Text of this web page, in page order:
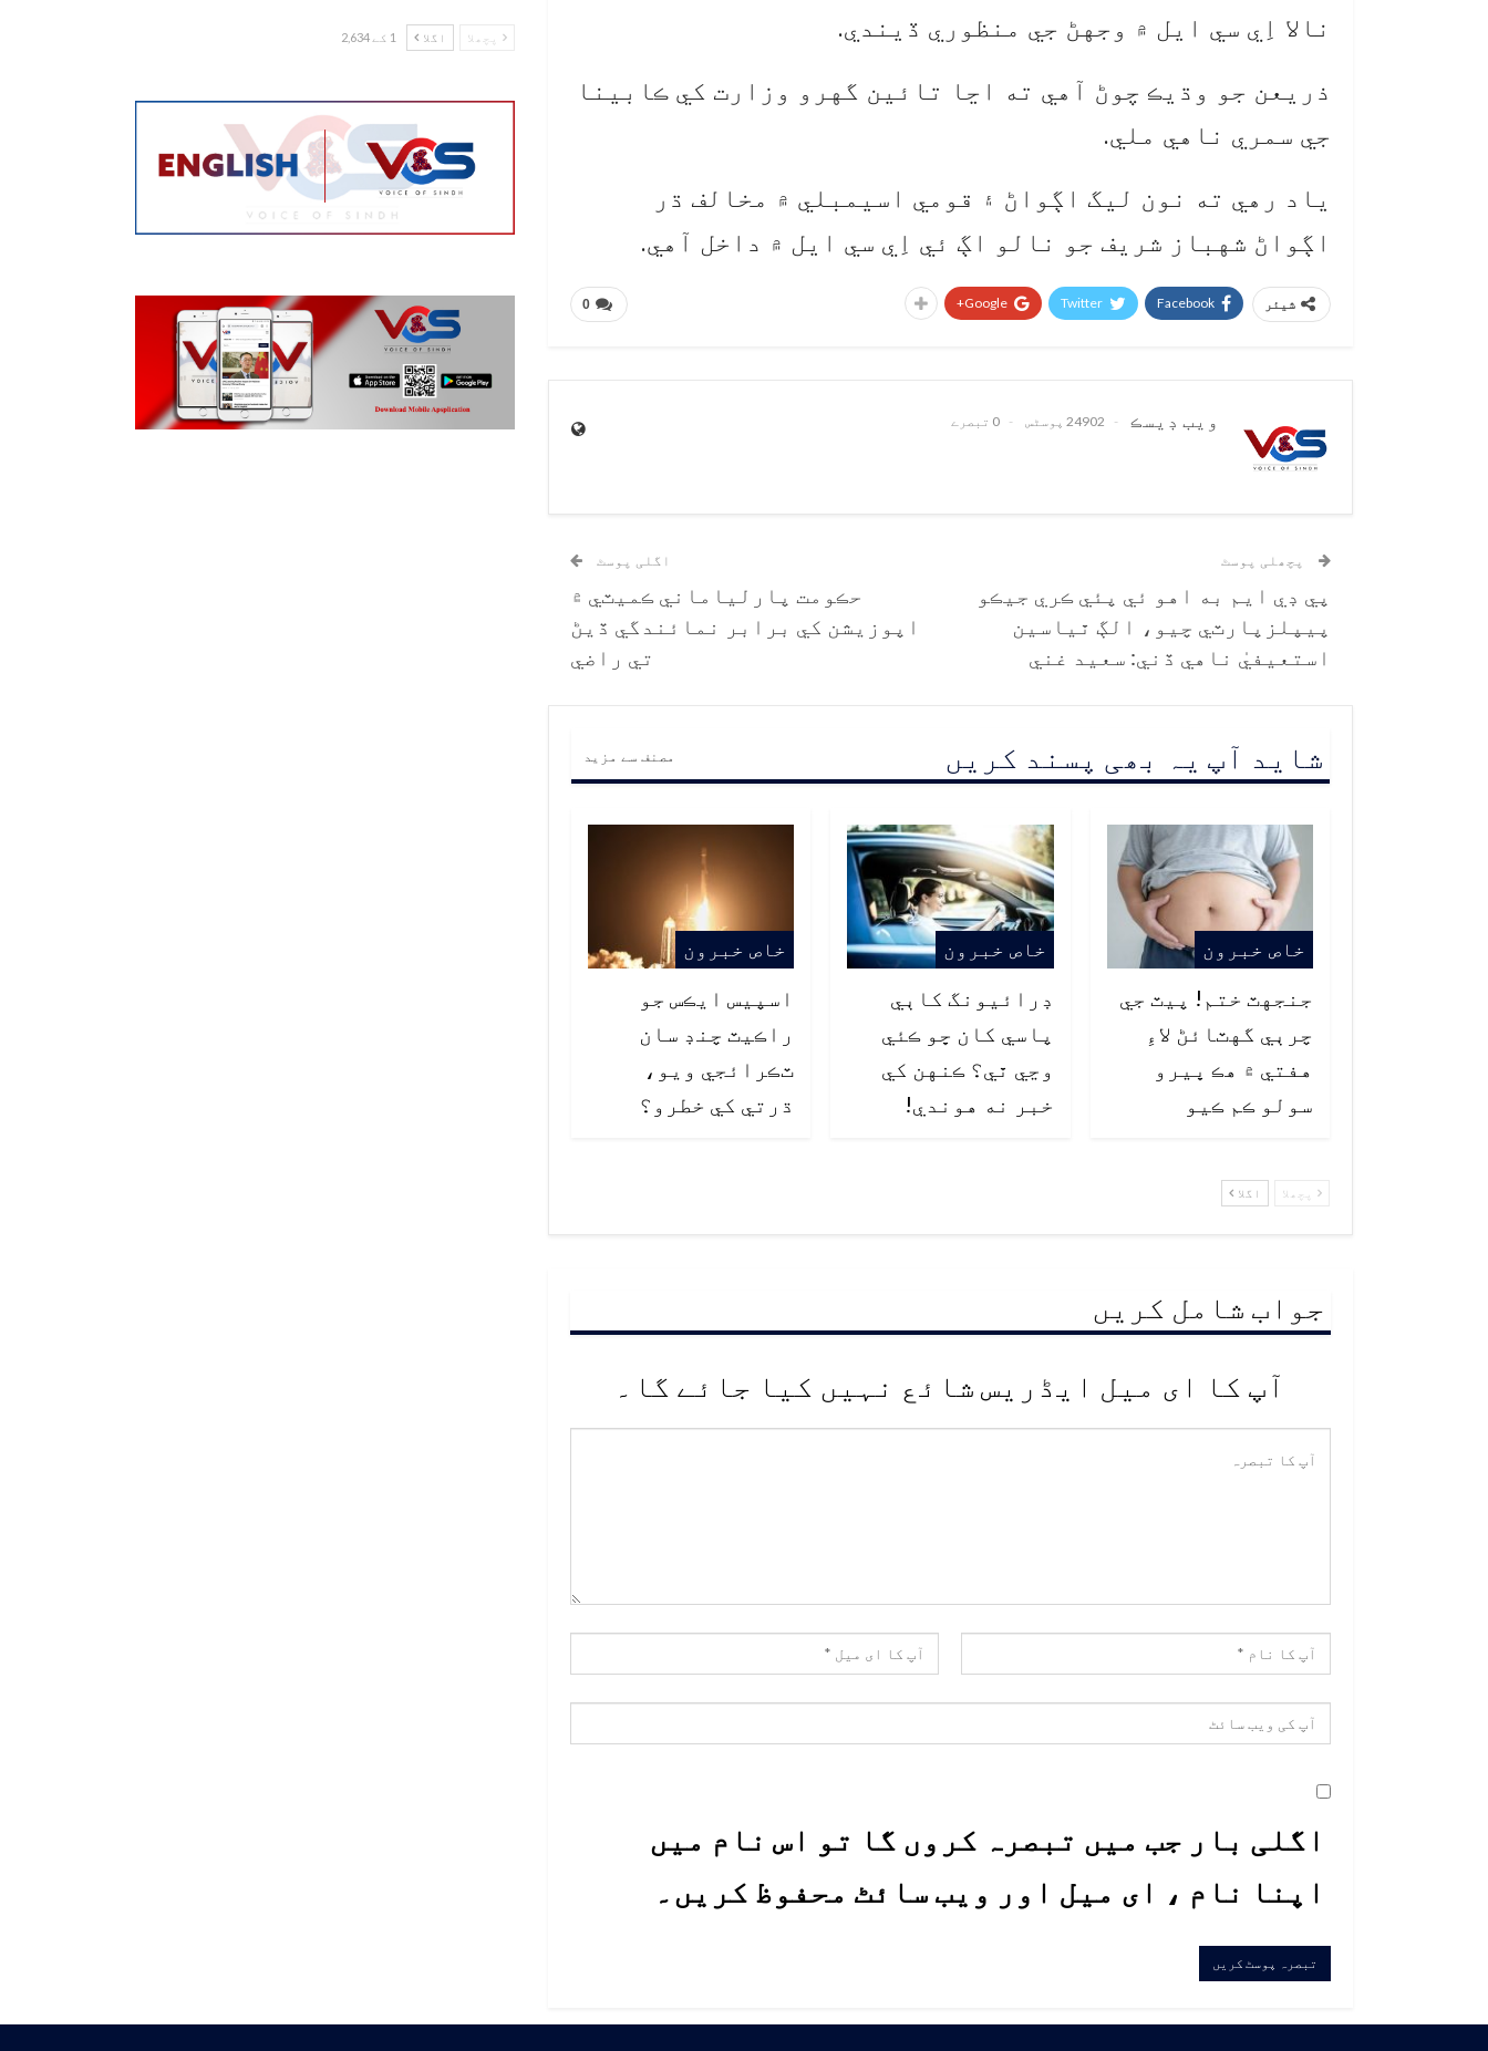
نالا اِي سي ايل ۾ وجهڻ جي منظوري ڏيندي.
ذريعن جو وڌيڪ چوڻ آهي ته اڃا تائين گهرو وزارت کي ڪابينا
جي سمري ناهي ملي.
ياد رهي ته نون ليگ اڳواڻ ۽ قومي اسيمبلي ۾ مخالف ڌر
اڳواڻ شهباز شريف جو نالو اڳ ئي اِي سي ايل ۾ داخل آهي.
0 شیئر Facebook
Twitter
Google+
ويب ڊيسڪ 24902 پوسٹس 0 تبصرے
پچھلی پوسٹ
پي ڊي ايم به اهو ئي پئي ڪري جيڪو
پيپلزپارٽي چيو، الڳ ٿياسين
استعيفيٰ ناهي ڏني: سعيد غني
اگلی پوسٹ
حڪومت پارلياماني ڪميٽي ۾
اپوزيشن کي برابر نمائندگي ڏيڻ
تي راضي
شاید آپ یہ بھی پسند کریں مصنف سے مزید
خاص خبرون
جنجهٽ ختم! پيٽ جي
چرٻي گهٽائڻ لاءِ
هفتي ۾ هڪ ڀيرو
سولو ڪم ڪيو
خاص خبرون
ڊرائيونگ کاٻي
پاسي کان ڇو ڪئي
وڃي ٿي؟ ڪنهن کي
خبر نه هوندي!
خاص خبرون
اسپيس ايڪس جو
راڪيٽ چنڊ سان
ٽڪرائجي ويو،
ڌرتي کي خطرو؟
پچھلا اگلا
جواب شامل کریں
آپ کا ای میل ایڈریس شائع نہیں کیا جائے گا۔
اگلی بار جب میں تبصرہ کروں گا تو اس نام میں
اپنا نام ، ای میل اور ویب سائٹ محفوظ کریں۔
پچھلا اگلا 1 کے 2,634